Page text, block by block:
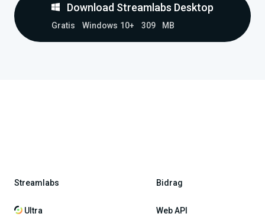
Download Streamlabs Desktop
Gratis Windows 10+ 309 MB
Streamlabs
Ultra
Bidrag
Web API